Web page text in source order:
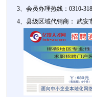
3、会员办理热线：0310-
4、县级区域代销商： 武安